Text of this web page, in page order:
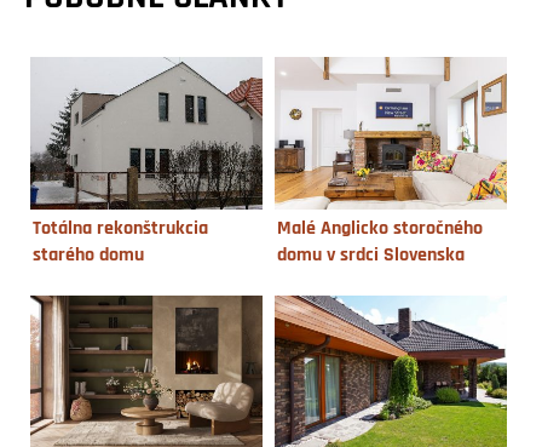
Totálna rekonštrukcia
starého domu
Malé Anglicko storočného
domu v srdci Slovenska